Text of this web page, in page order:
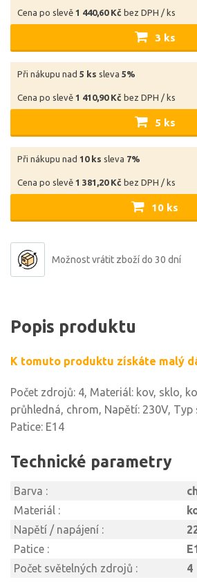
Cena po slevě 1 440,60 Kč bez DPH / ks
3 ks
Při nákupu nad 5 ks sleva 5%
Cena po slevě 1 410,90 Kč bez DPH / ks
5 ks
Při nákupu nad 10 ks sleva 7%
Cena po slevě 1 381,20 Kč bez DPH / ks
10 ks
Možnost vrátit zboží do 30 dní
Popis produktu
K tomuto produktu získáte malý
Počet zdrojů: 4, Materiál: kov, sklo,
průhledná, chrom, Napětí: 230V, Typ
Patice: E14
Technické parametry
Barva :
Materiál :
Napětí / napájení :
Patice :
Počet světelných zdrojů :
4